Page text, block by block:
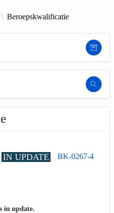
Beroepskwalificatie
BK-0267-4
IN UPDATE
in update.